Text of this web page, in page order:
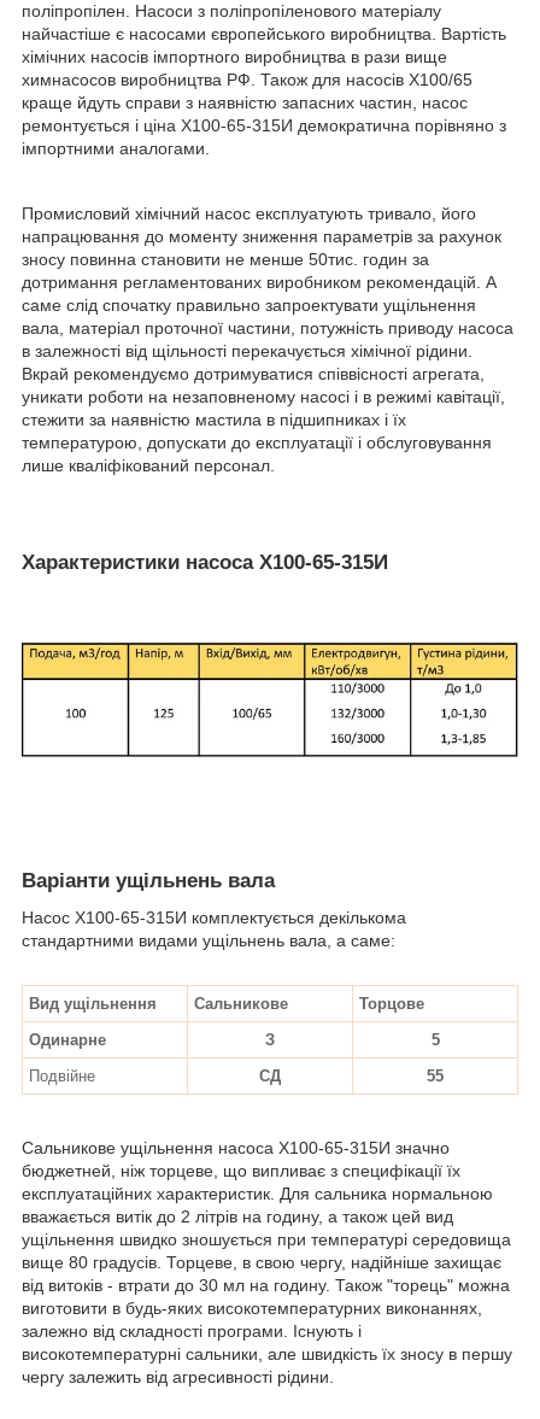
поліпропілен. Насоси з поліпропіленового матеріалу
найчастіше є насосами європейського виробництва. Вартість
хімічних насосів імпортного виробництва в рази вище
химнасосов виробництва РФ. Також для насосів Х100/65
краще йдуть справи з наявністю запасних частин, насос
ремонтується і ціна Х100-65-315И демократична порівняно з
імпортними аналогами.
Промисловий хімічний насос експлуатують тривало, його
напрацювання до моменту зниження параметрів за рахунок
зносу повинна становити не менше 50тис. годин за
дотримання регламентованих виробником рекомендацій. А
саме слід спочатку правильно запроектувати ущільнення
вала, матеріал проточної частини, потужність приводу насоса
в залежності від щільності перекачується хімічної рідини.
Вкрай рекомендуємо дотримуватися співвісності агрегата,
уникати роботи на незаповненому насосі і в режимі кавітації,
стежити за наявністю мастила в підшипниках і їх
температурою, допускати до експлуатації і обслуговування
лише кваліфікований персонал.
Характеристики насоса Х100-65-315И
Варіанти ущільнень вала
Насос Х100-65-315И комплектується декількома
стандартними видами ущільнень вала, а саме:
Вид ущільнення Сальникове
Торцове
Одинарне
З
5
Подвійне
СД 55
Сальникове ущільнення насоса Х100-65-315И значно
бюджетней, ніж торцеве, що випливає з специфікації їх
експлуатаційних характеристик. Для сальника нормальною
вважається витік до 2 літрів на годину, а також цей вид
ущільнення швидко зношується при температурі середовища
вище 80 градусів. Торцеве, в свою чергу, надійніше захищає
від витоків - втрати до 30 мл на годину. Також "торець" можна
виготовити в будь-яких високотемпературних виконаннях,
залежно від складності програми. Існують і
високотемпературні сальники, але швидкість їх зносу в першу
чергу залежить від агресивності рідини.